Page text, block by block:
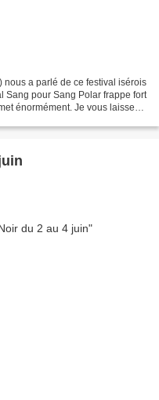
a parlé de ce festival isérois
Sang pour Sang Polar frappe fort
énormément. Je vous laisse